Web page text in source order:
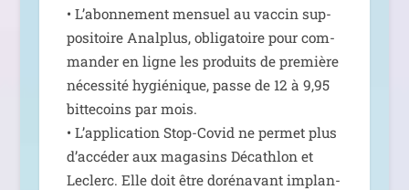
• L’abonnement men­suel au vac­cin sup­
po­si­toire Analplus, obli­ga­toire pour com­
man­der en ligne les pro­duits de pre­mière
néces­si­té hygié­nique, passe de 12 à 9,95
bit­te­coins par mois.
• L’application Stop-Covid ne per­met plus
d’ac­cé­der aux maga­sins Décathlon et
Leclerc. Elle doit être doré­na­vant implan­